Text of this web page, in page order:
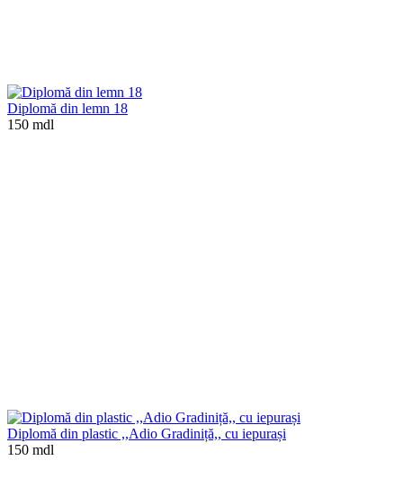
Diplomă din lemn 18
150 mdl
Diplomă din plastic ,,Adio Gradiniță,, cu iepurași
150 mdl